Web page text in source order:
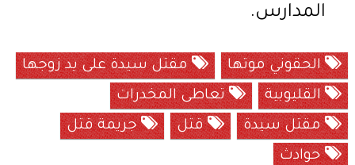
المدارس.
الحقوني موتها
مقتل سيدة على يد زوجها
القليوبية
تعاطى المخدرات
مقتل سيدة
قتل
جريمة قتل
حوادث